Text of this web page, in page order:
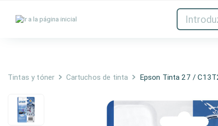
Red
Tintas y tóner Cartuchos de tinta Epson Tinta 27 /